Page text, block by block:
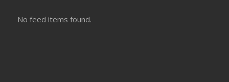
No feed items found.